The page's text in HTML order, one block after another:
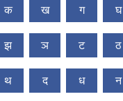
क ख ग घ
झ ञ ट ठ
थ द ध न